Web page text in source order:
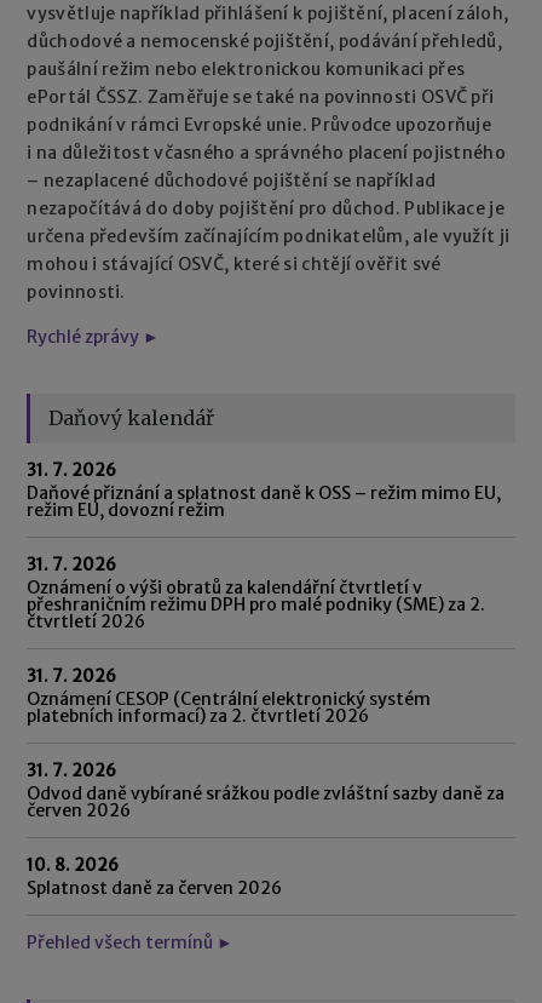
vysvětluje například přihlášení k pojištění, placení záloh,
důchodové a nemocenské pojištění, podávání přehledů,
paušální režim nebo elektronickou komunikaci přes
ePortál ČSSZ. Zaměřuje se také na povinnosti OSVČ při
podnikání v rámci Evropské unie. Průvodce upozorňuje
i na důležitost včasného a správného placení pojistného
– nezaplacené důchodové pojištění se například
nezapočítává do doby pojištění pro důchod. Publikace je
určena především začínajícím podnikatelům, ale využít ji
mohou i stávající OSVČ, které si chtějí ověřit své
povinnosti.
Rychlé zprávy ►
Daňový kalendář
31. 7. 2026
Daňové přiznání a splatnost daně k OSS – režim mimo EU,
režim EU, dovozní režim
31. 7. 2026
Oznámení o výši obratů za kalendářní čtvrtletí v
přeshraničním režimu DPH pro malé podniky (SME) za 2.
čtvrtletí 2026
31. 7. 2026
Oznámení CESOP (Centrální elektronický systém
platebních informací) za 2. čtvrtletí 2026
31. 7. 2026
Odvod daně vybírané srážkou podle zvláštní sazby daně za
červen 2026
10. 8. 2026
Splatnost daně za červen 2026
Přehled všech termínů ►